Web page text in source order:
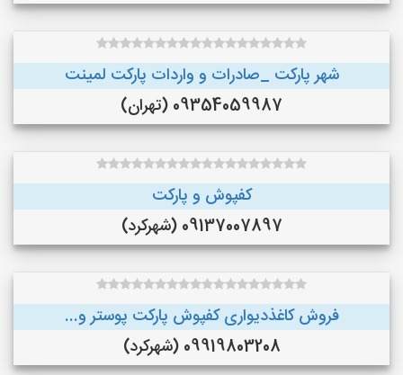
شهر پارکت _صادرات و واردات پارکت لمینت
09354059987 (تهران)
کفپوش و پارکت
09137007897 (شهرکرد)
فروش کاغذدیواری کفپوش پارکت پوستر و...
09919803208 (شهرکرد)